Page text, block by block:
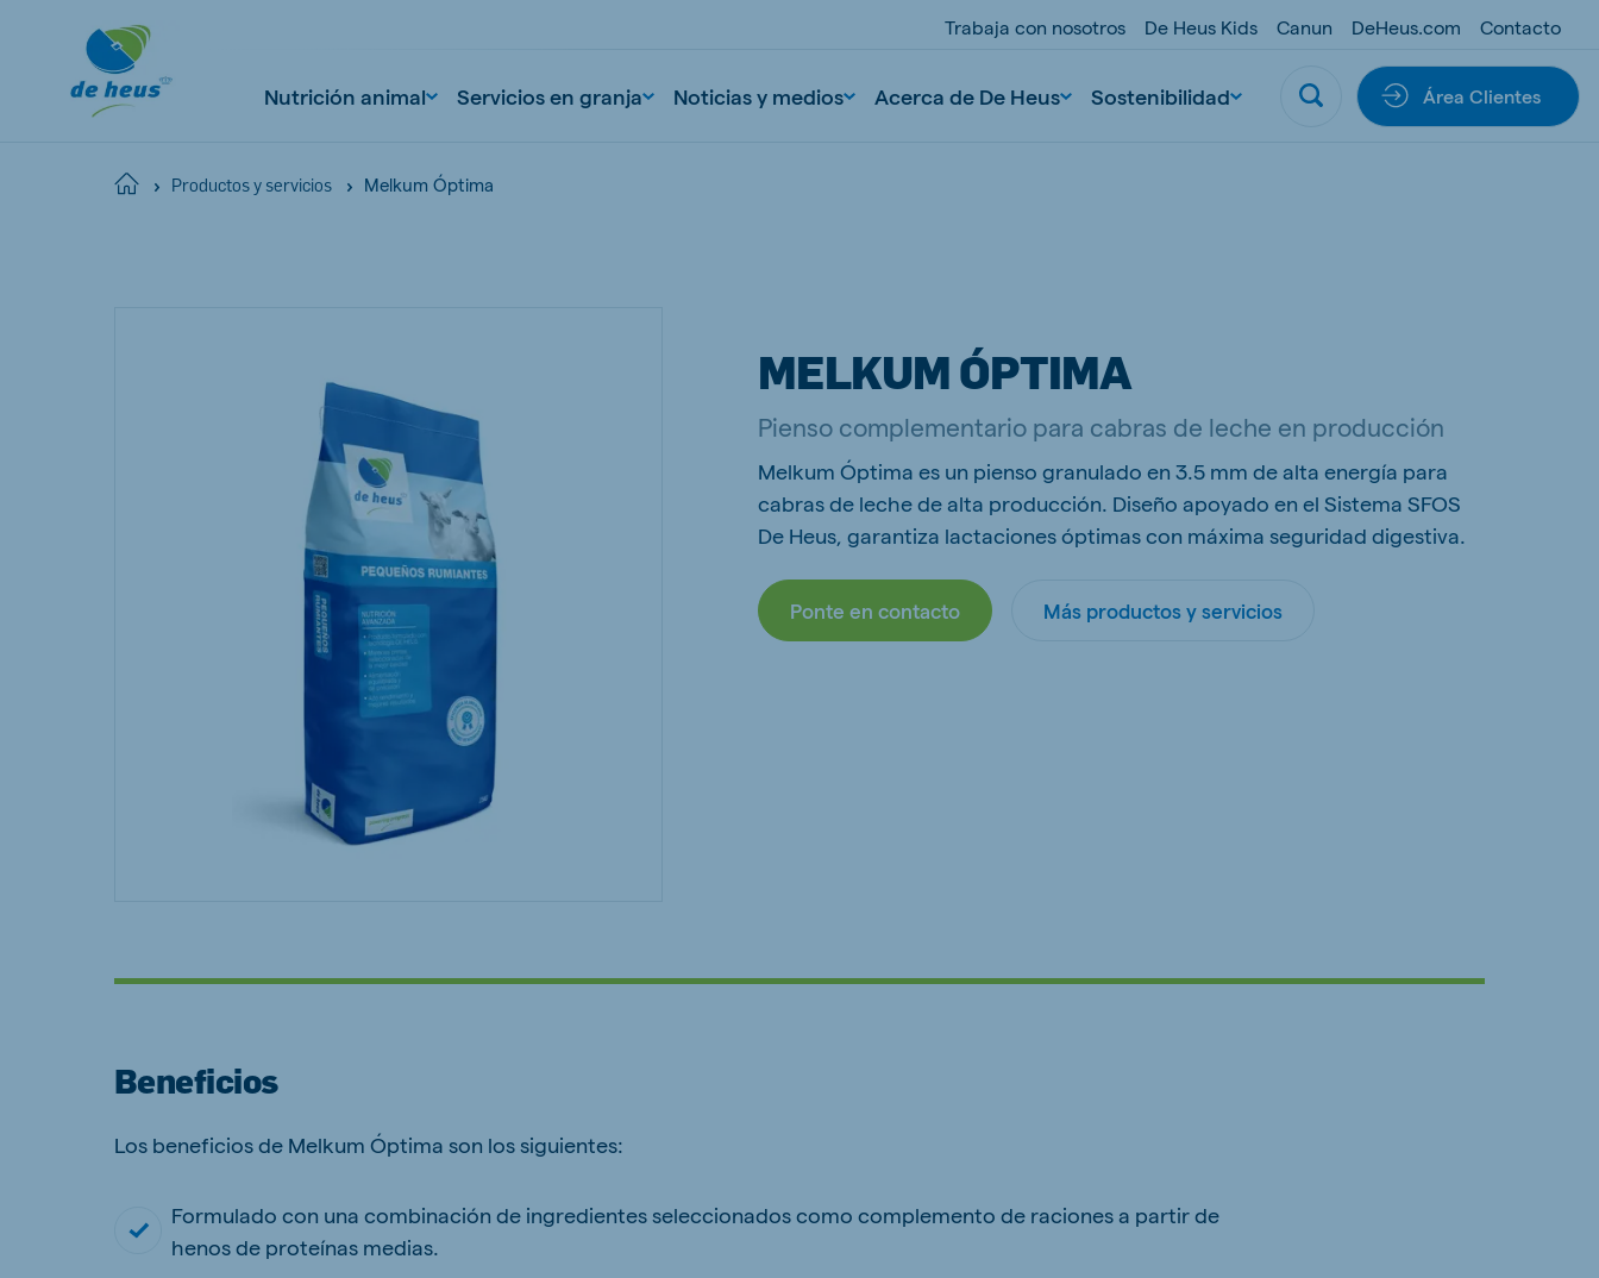
Trabaja con nosotros De Heus Kids Canun DeHeus.com Contacto
Nutrición animal Servicios en granja Noticias y medios Acerca de De Heus Sostenibilidad Área Clientes
Home Productos y servicios Melkum Óptima
MELKUM ÓPTIMA
Pienso complementario para cabras de leche en producción
Melkum Óptima es un pienso granulado en 3.5 mm de alta energía para
cabras de leche de alta producción. Diseño apoyado en el Sistema SFOS
De Heus, garantiza lactaciones óptimas con máxima seguridad digestiva.
Ponte en contacto Más productos y servicios
Beneficios
Los beneficios de Melkum Óptima son los siguientes:
Formulado con una combinación de ingredientes seleccionados como complemento de raciones a partir de
henos de proteínas medias.
Poland
Polish
Portugal
Portuguese
Spanish
Serbia
Serbian
Slovakia
Slovak
Myanmar
India
Portuguese
Ukraine (Koudijs)
Ukrainian
Russia (Koudijs)
Russian